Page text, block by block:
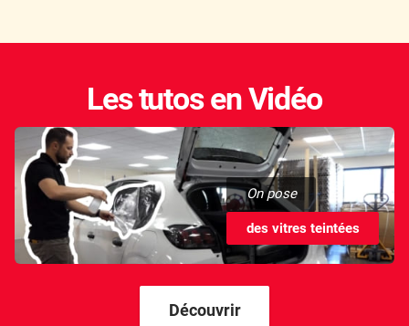
Jaguar
Jeep
Jetour
Kandi
Karma
Les tutos en Vidéo
On pose
des vitres teintées
Découvrir